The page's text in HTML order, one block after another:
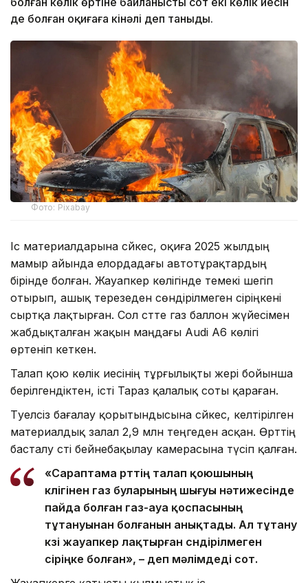
де болған оқиғаға кінәлі деп таныды.
Фото: Pixabay
Іс материалдарына сәйкес, оқиға 2025 жылдың
мамыр айында елордадағы автотұрақтардың
бірінде болған. Жауапкер көлігінде темекі шегіп
отырып, ашық терезеден сөндірілмеген сіріңкені
сыртқа лақтырған. Сол сәтте газ баллон жүйесімен
жабдықталған жақын маңдағы Audi A6 көлігі
өртеніп кеткен.
Талап қою көлік иесінің тұрғылықты жері бойынша
берілгендіктен, істі Тараз қалалық соты қараған.
Тәуелсіз бағалау қорытындысына сәйкес, келтірілген
материалдық залал 2,9 млн теңгеден асқан. Өрттің
басталу сәті бейнебақылау камерасына түсіп қалған.
«Сараптама өрттің талап қоюшының
көлігінен газ буларының шығуы нәтижесінде
пайда болған газ-ауа қоспасының
тұтануынан болғанын анықтады. Ал тұтану
көзі жауапкер лақтырған сөндірілмеген
сіріңке болған», – деп мәлімдеді сот.